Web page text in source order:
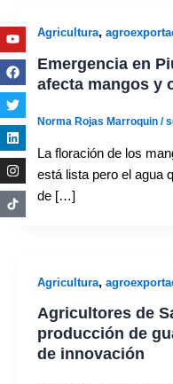
Agricultura,
Emergencia en
afecta mangos y
Norma Rojas Marroquin /
La floración de los
está lista pero el agua
de […]
Agricultura,
Agricultores de
producción de
de innovación
Youtube
Facebook
Twitter
Linkedin
Instagram